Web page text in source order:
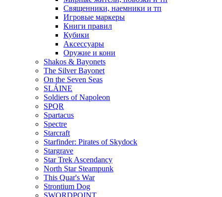
Священники, наемники и тп
Игровые маркеры
Книги правил
Кубики
Аксессуары
Оружие и кони
Shakos & Bayonets
The Silver Bayonet
On the Seven Seas
SLÁINE
Soldiers of Napoleon
SPQR
Spartacus
Spectre
Starcraft
Starfinder: Pirates of Skydock
Stargrave
Star Trek Ascendancy
North Star Steampunk
This Quar's War
Strontium Dog
SWORDPOINT